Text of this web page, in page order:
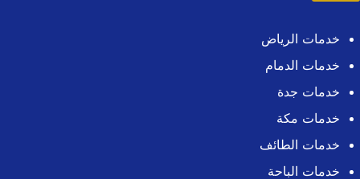
خدمات الرياض
خدمات الدمام
خدمات جدة
خدمات مكة
خدمات الطائف
خدمات الباحة